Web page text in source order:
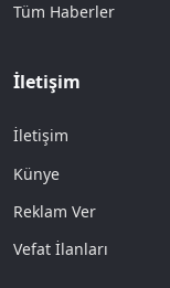
Tüm Haberler
İletişim
İletişim
Künye
Reklam Ver
Vefat İlanları